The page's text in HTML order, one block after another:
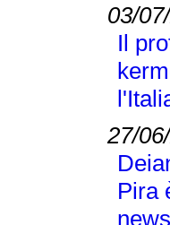
03/
Il
27/
Pira
news